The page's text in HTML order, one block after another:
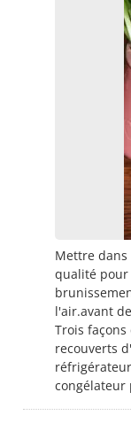
Mettre
qualité pour
l'air.avant
Trois façons
recouverts
congélateur